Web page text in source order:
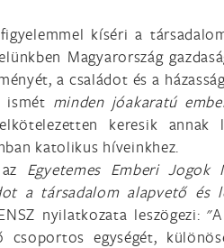
kíséri a
Magyarország
a családot és a
ismét minden jóakaratú
keresik
katolikus híveinkhez.
Egyetemes Emberi Jogok
a társadalom alapvető és
nyilatkozata leszögezi:
csoportos egységét,